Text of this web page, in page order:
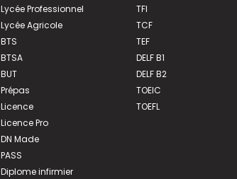
Lycée Professionnel
Lycée Agricole
BTS
BTSA
BUT
Prépas
Licence
Licence Pro
DN Made
PASS
Diplome infirmier
TFI
TCF
TEF
DELF B1
DELF B2
TOEIC
TOEFL